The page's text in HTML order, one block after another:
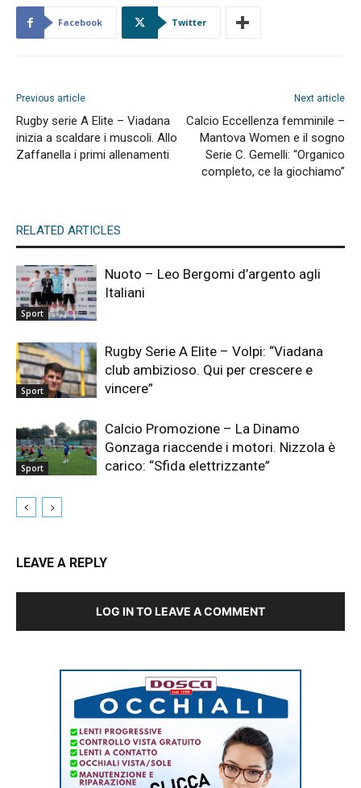
Facebook Twitter
Previous article
Rugby serie A Elite – Viadana
inizia a scaldare i muscoli. Allo
Zaffanella i primi allenamenti
Next article
Calcio Eccellenza femminile –
Mantova Women e il sogno
Serie C. Gemelli: “Organico
completo, ce la giochiamo”
RELATED ARTICLES
Sport
Nuoto – Leo Bergomi d’argento agli
Italiani
Sport
Rugby Serie A Elite – Volpi: “Viadana
club ambizioso. Qui per crescere e
vincere”
Sport
Calcio Promozione – La Dinamo
Gonzaga riaccende i motori. Nizzola è
carico: “Sfida elettrizzante”
LEAVE A REPLY
LOG IN TO LEAVE A COMMENT